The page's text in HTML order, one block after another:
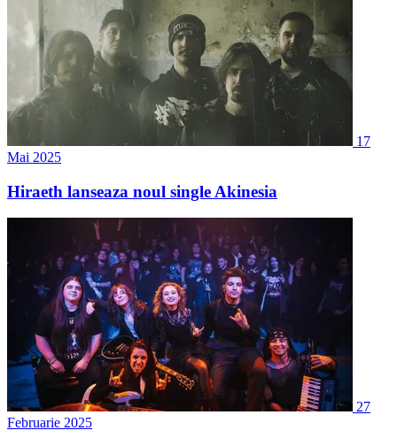
17
Mai 2025
Hiraeth lanseaza noul single Akinesia
27
Februarie 2025